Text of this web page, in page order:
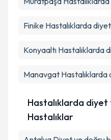
Finike Hastalıklarda
Konyaaltı Hastalıklarda
Manavgat
Hastalıklarda
Hastalıklar